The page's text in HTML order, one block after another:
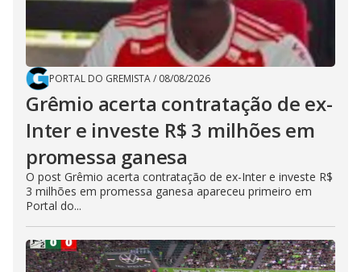
PORTAL DO GREMISTA/ 08/08/2026
Grêmio acerta contratação de ex-
Inter e investe R$ 3 milhões em
promessa ganesa
O post Grêmio acerta contratação de ex-Inter e investe R$
3 milhões em promessa ganesa apareceu primeiro em
Portal do...